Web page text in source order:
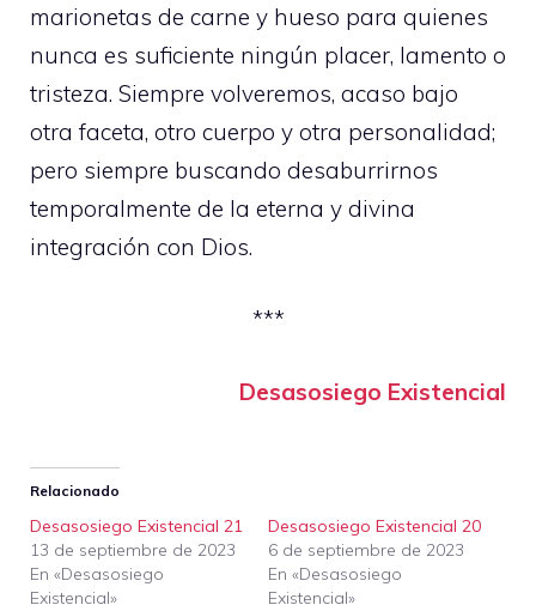
marionetas de carne y hueso para quienes
nunca es suficiente ningún placer, lamento o
tristeza. Siempre volveremos, acaso bajo
otra faceta, otro cuerpo y otra personalidad;
pero siempre buscando desaburrirnos
temporalmente de la eterna y divina
integración con Dios.
***
Desasosiego Existencial
Relacionado
Desasosiego Existencial 21
13 de septiembre de 2023
En «Desasosiego
Existencial»
Desasosiego Existencial 20
6 de septiembre de 2023
En «Desasosiego
Existencial»